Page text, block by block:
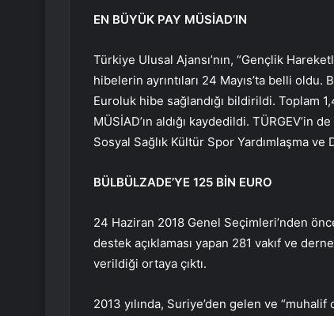
EN BÜYÜK PAY MÜSİAD’IN
Türkiye Ulusal Ajansı’nın, “Gençlik
hibelerin ayrıntıları 24 Mayıs’ta belli
Euroluk hibe sağlandığı bildirildi. Toplam
MÜSİAD’ın aldığı kaydedildi. TÜRGEV’in
Sosyal Sağlık Kültür Spor Yardımlaşma ve
BÜLBÜLZADE’YE 125 BİN EURO
24 Haziran 2018 Genel Seçimleri’nden
destek açıklaması yapan 281 vakıf ve
verildiği ortaya çıktı.
2013 yılında, Suriye’den gelen ve